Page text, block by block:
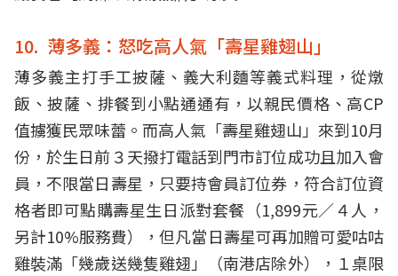
10. 薄多義：怒吃高人氣「壽星雞翅山」
薄多義主打手工披薩、義大利麵等義式料理，從燉
飯、披薩、排餐到小點通通有，以親民價格、高CP
值擄獲民眾味蕾。而高人氣「壽星雞翅山」來到10月
份，於生日前３天撥打電話到門市訂位成功且加入會
員，不限當日壽星，只要持會員訂位券，符合訂位資
格者即可點購壽星生日派對套餐（1,899元／４人，
另計10%服務費），但凡當日壽星可再加贈可愛咕咕
雞裝滿「幾歲送幾隻雞翅」（南港店除外），１桌限